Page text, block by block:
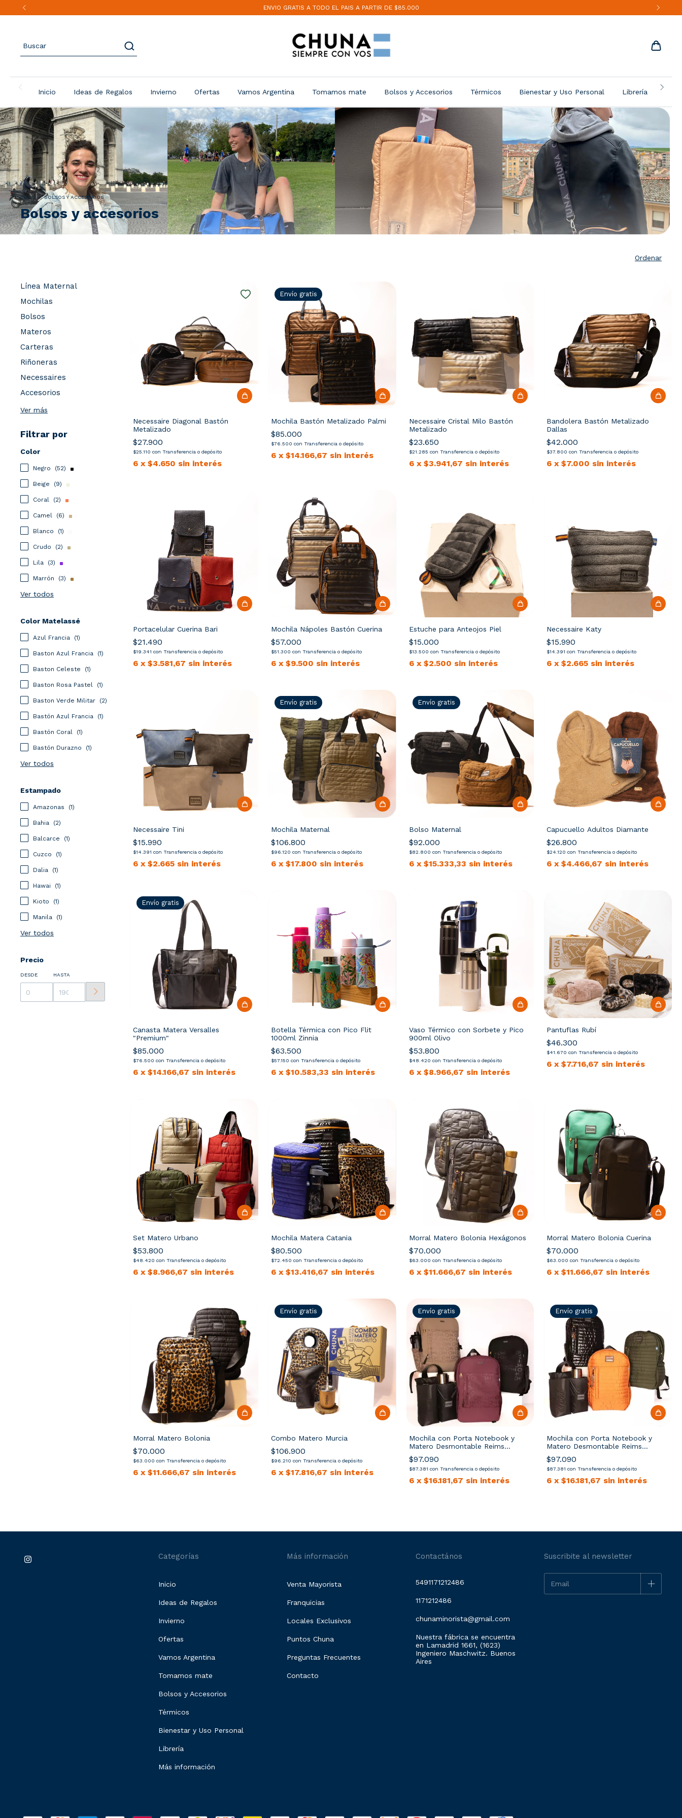
ENVIO GRATIS A TODO EL PAIS A PARTIR DE $85.000
Inicio Ideas de Regalos Invierno Ofertas Vamos Argentina Tomamos mate Bolsos y Accesorios Térmicos Bienestar y Uso Personal Librería
INICIO / BOLSOS Y ACCESORIOS
Bolsos y accesorios
Ordenar
Línea Maternal
Mochilas
Bolsos
Materos
Carteras
Riñoneras
Necessaires
Accesorios
Ver más
Filtrar por
Color
Negro (52)
Beige (9)
Coral (2)
Camel (6)
Blanco (1)
Crudo (2)
Lila (3)
Marrón (3)
Ver todos
Color Matelassé
Azul Francia (1)
Baston Azul Francia (1)
Baston Celeste (1)
Baston Rosa Pastel (1)
Baston Verde Militar (2)
Bastón Azul Francia (1)
Bastón Coral (1)
Bastón Durazno (1)
Ver todos
Estampado
Amazonas (1)
Bahia (2)
Balcarce (1)
Cuzco (1)
Dalia (1)
Hawai (1)
Kioto (1)
Manila (1)
Ver todos
Precio
DESDE HASTA
Necessaire Diagonal Bastón
Metalizado
$27.900
$25.110con Transferencia o depósito
6 x$4.650 sin interés
Envío gratis
Mochila Bastón Metalizado Palmi
$85.000
$76.500 con Transferencia o depósito
6 x $14.166,67 sin interés
Necessaire Cristal Milo Bastón
Metalizado
$23.650
$21.285 con Transferencia o depósito
6 x $3.941,67 sin interés
Bandolera Bastón Metalizado
Dallas
$42.000
$37.800con Transferencia o depósito
6 x$7.000 sin interés
Portacelular Cuerina Bari
$21.490
$19.341con Transferencia o depósito
6 x$3.581,67 sin interés
Mochila Nápoles Bastón Cuerina
$57.000
$51.300 con Transferencia o depósito
6 x $9.500 sin interés
Estuche para Anteojos Piel
$15.000
$13.500 con Transferencia o depósito
6 x $2.500 sin interés
Necessaire Katy
$15.990
$14.391con Transferencia o depósito
6 x$2.665 sin interés
Necessaire Tini
$15.990
$14.391con Transferencia o depósito
6 x$2.665 sin interés
Envío gratis
Mochila Maternal
$106.800
$96.120 con Transferencia o depósito
6 x $17.800 sin interés
Envío gratis
Bolso Maternal
$92.000
$82.800 con Transferencia o depósito
6 x $15.333,33 sin interés
Capucuello Adultos Diamante
$26.800
$24.120con Transferencia o depósito
6 x$4.466,67 sin interés
Envío gratis
Canasta Matera Versalles
"Premium"
$85.000
$76.500con Transferencia o depósito
6 x$14.166,67 sin interés
Botella Térmica con Pico Flit
1000ml Zinnia
$63.500
$57.150 con Transferencia o depósito
6 x $10.583,33 sin interés
Vaso Térmico con Sorbete y Pico
900ml Olivo
$53.800
$48.420 con Transferencia o depósito
6 x $8.966,67 sin interés
Pantuflas Rubí
$46.300
$41.670con Transferencia o depósito
6 x$7.716,67 sin interés
Set Matero Urbano
$53.800
$48.420con Transferencia o depósito
6 x$8.966,67 sin interés
Mochila Matera Catania
$80.500
$72.450 con Transferencia o depósito
6 x $13.416,67 sin interés
Morral Matero Bolonia Hexágonos
$70.000
$63.000 con Transferencia o depósito
6 x $11.666,67 sin interés
Morral Matero Bolonia Cuerina
$70.000
$63.000con Transferencia o depósito
6 x$11.666,67 sin interés
Morral Matero Bolonia
$70.000
$63.000con Transferencia o depósito
6 x$11.666,67 sin interés
Envío gratis
Combo Matero Murcia
$106.900
$96.210 con Transferencia o depósito
6 x $17.816,67 sin interés
Envío gratis
Mochila con Porta Notebook y
Matero Desmontable Reims
"Engomada"
$97.090
$87.381 con Transferencia o depósito
6 x $16.181,67 sin interés
Envío gratis
Mochila con Porta Notebook y
Matero Desmontable Reims
"Bastón"
$97.090
$87.381con Transferencia o depósito
6 x$16.181,67 sin interés
Categorías
Inicio
Ideas de Regalos
Invierno
Ofertas
Vamos Argentina
Tomamos mate
Bolsos y Accesorios
Térmicos
Bienestar y Uso Personal
Librería
Más información
Más información
Venta Mayorista
Franquicias
Locales Exclusivos
Puntos Chuna
Preguntas Frecuentes
Contacto
Contactános
5491171212486
1171212486
chunaminorista@gmail.com
Nuestra fábrica se encuentra
en Lamadrid 1661, (1623)
Ingeniero Maschwitz. Buenos
Aires
Suscribite al newsletter